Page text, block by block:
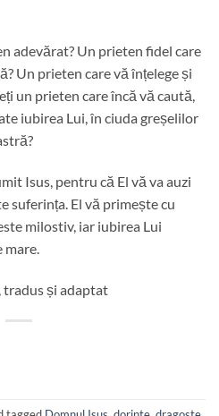
adevărat? Un prieten fidel care
Un prieten care vă înțelege și
un prieten care încă vă caută,
iubirea Lui, în ciuda greșelilor
Isus, pentru că El vă va auzi
suferința. El vă primește cu
milostiv, iar iubirea Lui
mare.
tradus și adaptat